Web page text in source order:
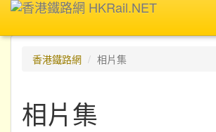
香港鐵路網
相片集
相片集